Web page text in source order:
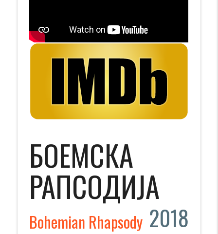
БОЕМСКА
РАПСОДИЈА
2018
Bohemian Rhapsody